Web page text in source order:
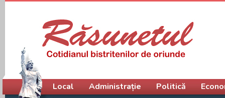
Meniu principal
Local Administrație Politică